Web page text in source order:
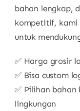
bahan lengkap,
kompetitif, kami
untuk
✅ Harga grosir
✅ Bisa custom
✅ Pilihan
lingkungan